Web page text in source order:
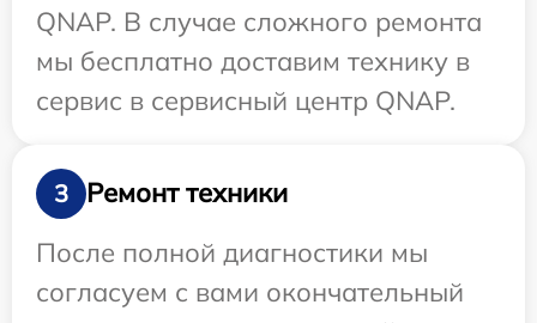
QNAP. В случае сложного ремонта
мы бесплатно доставим технику в
сервис в сервисный центр QNAP.
3
Ремонт техники
После полной диагностики мы
согласуем с вами окончательный